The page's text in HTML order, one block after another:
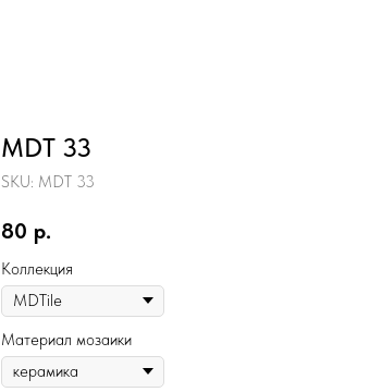
MDT 33
SKU: MDT 33
80 р.
Коллекция
Материал мозаики